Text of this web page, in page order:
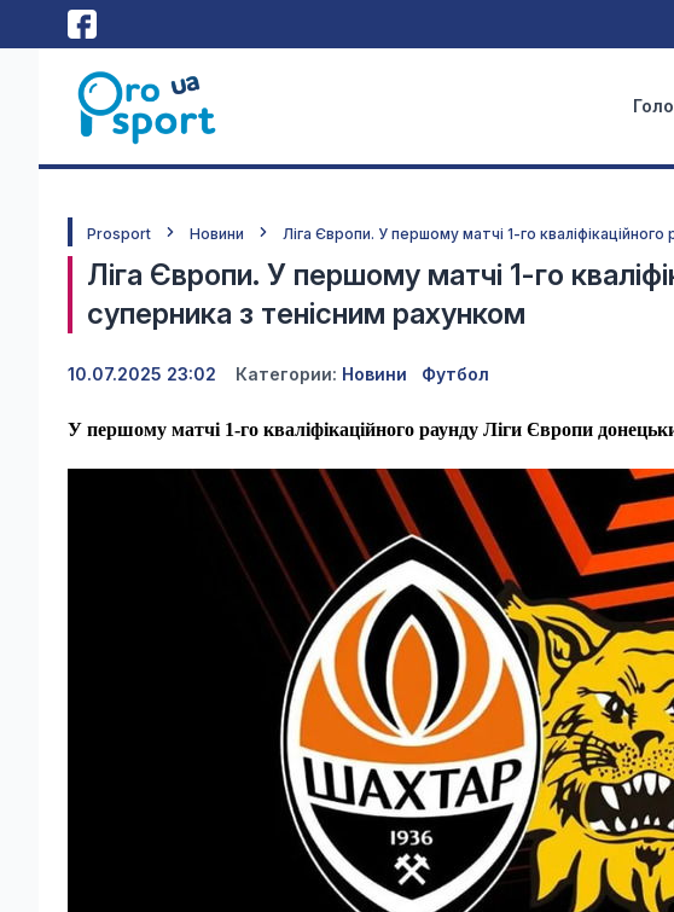
Prosport Новини Ліга Європи. У першому матчі 1-го
Ліга Європи. У першому матчі 1-го
суперника з тенісним рахунком
10.07.2025 23:02 Категории: Новини Футбол
У першому матчі 1-го кваліфікаційного раунду Ліги Європи